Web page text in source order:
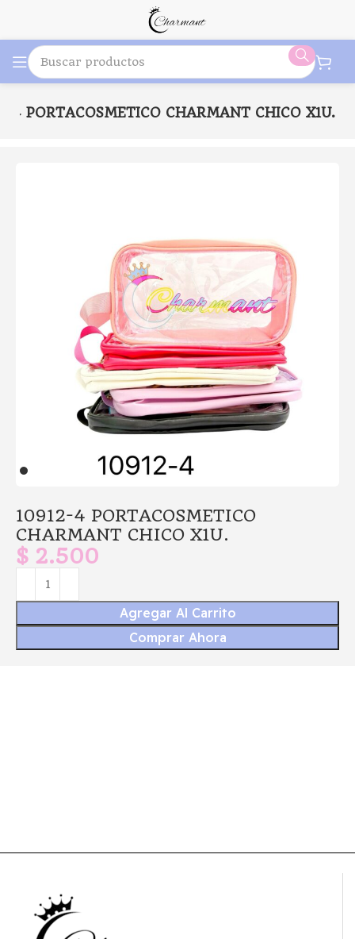
4 PORTACOSMETICO CHARMANT CHICO X1U.
10912-4 PORTACOSMETICO
CHARMANT CHICO X1U.
$ 2.500
Agregar Al Carrito
Comprar Ahora